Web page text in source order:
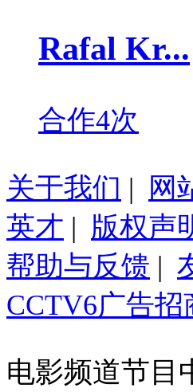
Rafal Kr...
合作4次
关于我们 | 网
英才 | 版权声
帮助与反馈 |
CCTV6广告招
电影频道节目